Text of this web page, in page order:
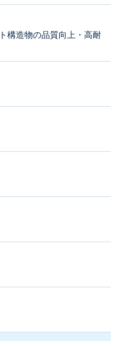
構造物の品質向上・高耐